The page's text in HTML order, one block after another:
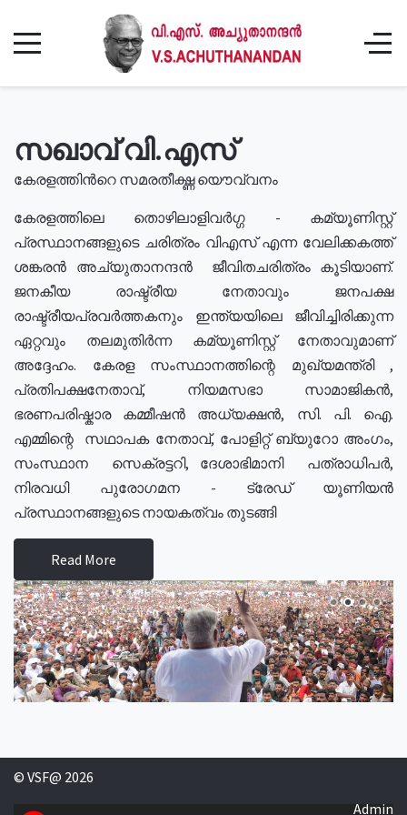
സഖാവ് വി.എസ്
കേരളത്തിൻറെ സമരതീക്ഷ്ണ യൌവ്വനം
കേരളത്തിലെ തൊഴിലാളിവർഗ്ഗ - കമ്യൂണിസ്റ്റ്
പ്രസ്ഥാനങ്ങളുടെ ചരിത്രം വിഎസ് എന്ന വേലിക്കകത്ത്
ശങ്കരൻ അച്യുതാനന്ദൻ ജീവിതചരിത്രം കൂടിയാണ്.
ജനകീയ രാഷ്ട്രീയ നേതാവും ജനപക്ഷ
രാഷ്ട്രീയപ്രവർത്തകനും ഇന്ത്യയിലെ ജീവിച്ചിരിക്കുന്ന
ഏറ്റവും തലമുതിർന്ന കമ്യൂണിസ്റ്റ് നേതാവുമാണ്
അദ്ദേഹം. കേരള സംസ്ഥാനത്തിന്റെ മുഖ്യമന്ത്രി ,
പ്രതിപക്ഷനേതാവ്, നിയമസഭാ സാമാജികൻ,
ഭരണപരിഷ്കാര കമ്മീഷൻ അധ്യക്ഷൻ, സി. പി. ഐ.
എമ്മിന്റെ സഥാപക നേതാവ്, പോളിറ്റ് ബ്യുറോ അംഗം,
സംസ്ഥാന സെക്രട്ടറി, ദേശാഭിമാനി പത്രാധിപർ,
നിരവധി പുരോഗമന - ട്രേഡ് യൂണിയൻ
പ്രസ്ഥാനങ്ങളുടെ നായകത്വം തുടങ്ങി
Read More
© VSF@ 2026
Admin